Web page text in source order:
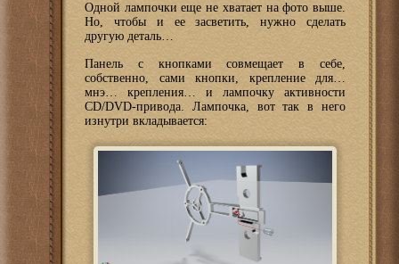
Одной лампочки еще не хватает на фото выше.
Но, чтобы и ее засветить, нужно сделать
другую деталь…
Панель с кнопками совмещает в себе,
собственно, сами кнопки, крепление для…
мнэ… крепления… и лампочку активности
CD/DVD-привода. Лампочка, вот так в него
изнутри вкладывается: